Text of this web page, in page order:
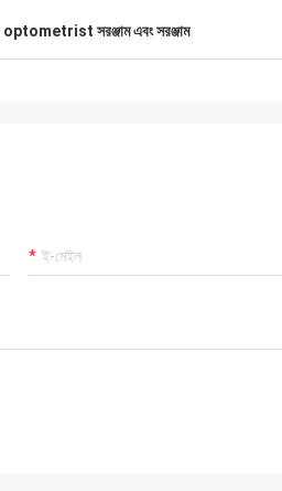
optometrist সরঞ্জাম এবং সরঞ্জাম